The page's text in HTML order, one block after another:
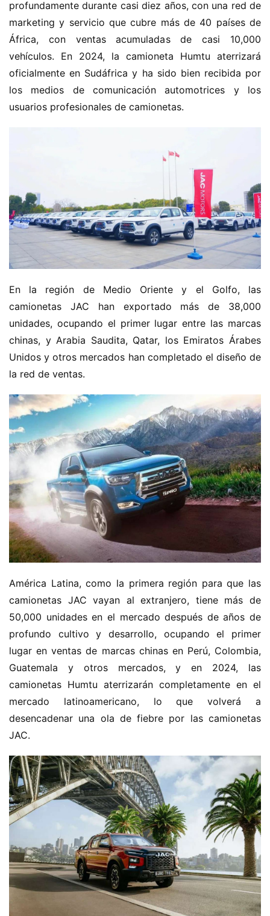
m
e
c
a
m
i
o
m
ó
n
d
e
n
u
v
e
n
e
g
í
a
Sign in Sign up
profundamente durante casi diez años, con una red de
marketing y servicio que cubre más de 40 países de
África, con ventas acumuladas de casi 10,000
vehículos. En 2024, la camioneta Humtu aterrizará
oficialmente en Sudáfrica y ha sido bien recibida por
los medios de comunicación automotrices y los
usuarios profesionales de camionetas.
En la región de Medio Oriente y el Golfo, las
camionetas JAC han exportado más de 38,000
unidades, ocupando el primer lugar entre las marcas
chinas, y Arabia Saudita, Qatar, los Emiratos Árabes
Unidos y otros mercados han completado el diseño de
la red de ventas.
América Latina, como la primera región para que las
camionetas JAC vayan al extranjero, tiene más de
50,000 unidades en el mercado después de años de
profundo cultivo y desarrollo, ocupando el primer
lugar en ventas de marcas chinas en Perú, Colombia,
Guatemala y otros mercados, y en 2024, las
camionetas Humtu aterrizarán completamente en el
mercado latinoamericano, lo que volverá a
desencadenar una ola de fiebre por las camionetas
JAC.